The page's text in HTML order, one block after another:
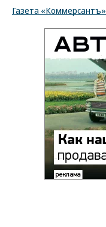
Газета